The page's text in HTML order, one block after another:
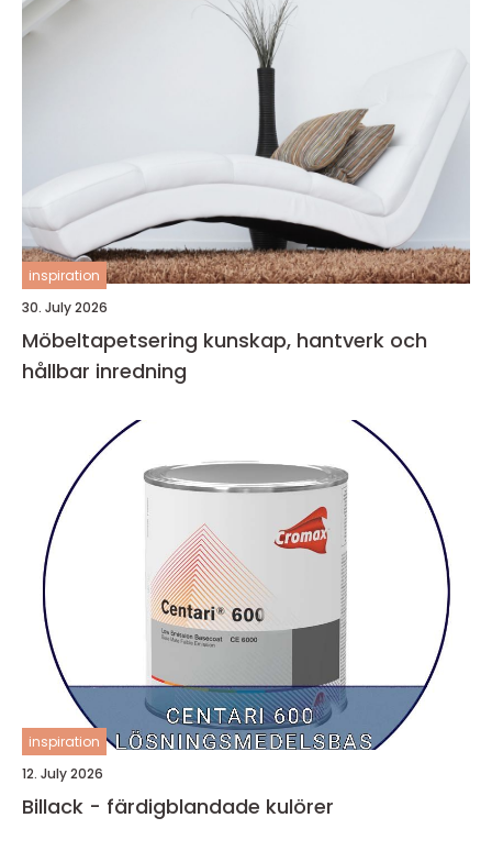
inspiration
30. July 2026
Möbeltapetsering kunskap, hantverk och
hållbar inredning
inspiration
12. July 2026
Billack - färdigblandade kulörer